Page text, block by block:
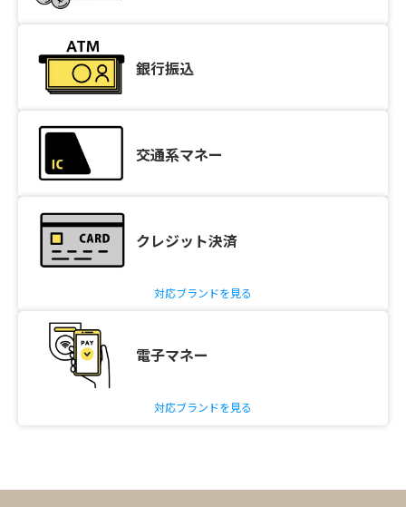
銀行振込
交通系マネー
クレジット決済
対応ブランドを見る
電子マネー
対応ブランドを見る